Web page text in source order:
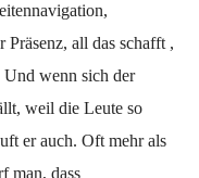
all das schafft ,
wenn sich der
weil die Leute so
er auch. Oft mehr als
man, dass